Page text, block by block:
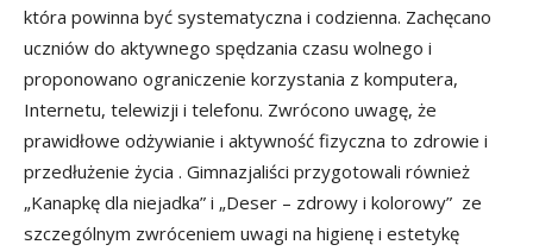
która powinna być systematyczna i codzienna. Zachęcano
uczniów do aktywnego spędzania czasu wolnego i
proponowano ograniczenie korzystania z komputera,
Internetu, telewizji i telefonu. Zwrócono uwagę, że
prawidłowe odżywianie i aktywność fizyczna to zdrowie i
przedłużenie życia . Gimnazjaliści przygotowali również
„Kanapkę dla niejadka” i „Deser – zdrowy i kolorowy” ze
szczególnym zwróceniem uwagi na higienę i estetykę